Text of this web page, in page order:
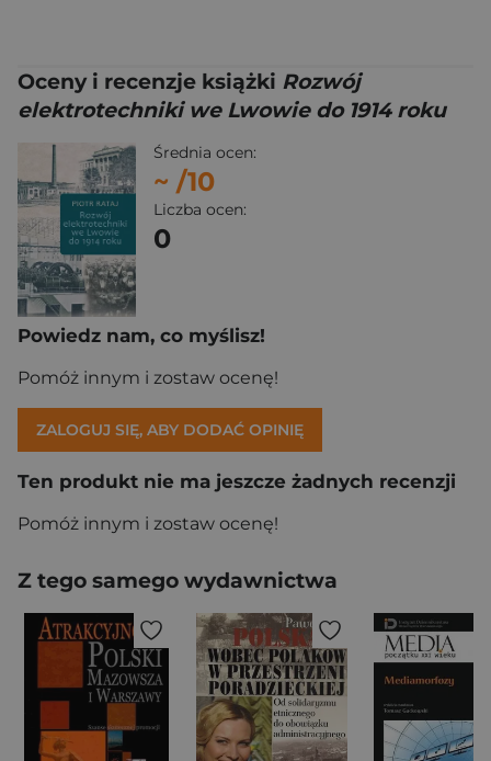
Oceny i recenzje książki Rozwój
elektrotechniki we Lwowie do 1914 roku
Średnia ocen:
~ /10
Liczba ocen:
0
Powiedz nam, co myślisz!
Pomóż innym i zostaw ocenę!
ZALOGUJ SIĘ, ABY DODAĆ OPINIĘ
Ten produkt nie ma jeszcze żadnych recenzji
Pomóż innym i zostaw ocenę!
Z tego samego wydawnictwa